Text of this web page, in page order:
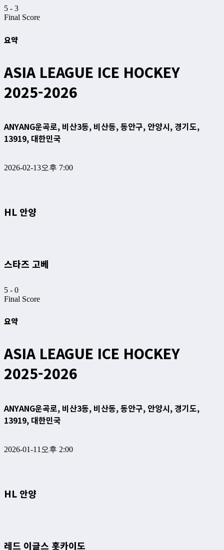
5 - 3
Final Score
요약
ASIA LEAGUE ICE HOCKEY
2025-2026
ANYANG운곡로, 비산3동, 비산동, 동안구, 안양시, 경기도,
13919, 대한민국
2026-02-13오후 7:00
HL 안양
스타즈 고베
5 - 0
Final Score
요약
ASIA LEAGUE ICE HOCKEY
2025-2026
ANYANG운곡로, 비산3동, 비산동, 동안구, 안양시, 경기도,
13919, 대한민국
2026-01-11 오후 2:00
HL 안양
레드 이글스 홋카이도